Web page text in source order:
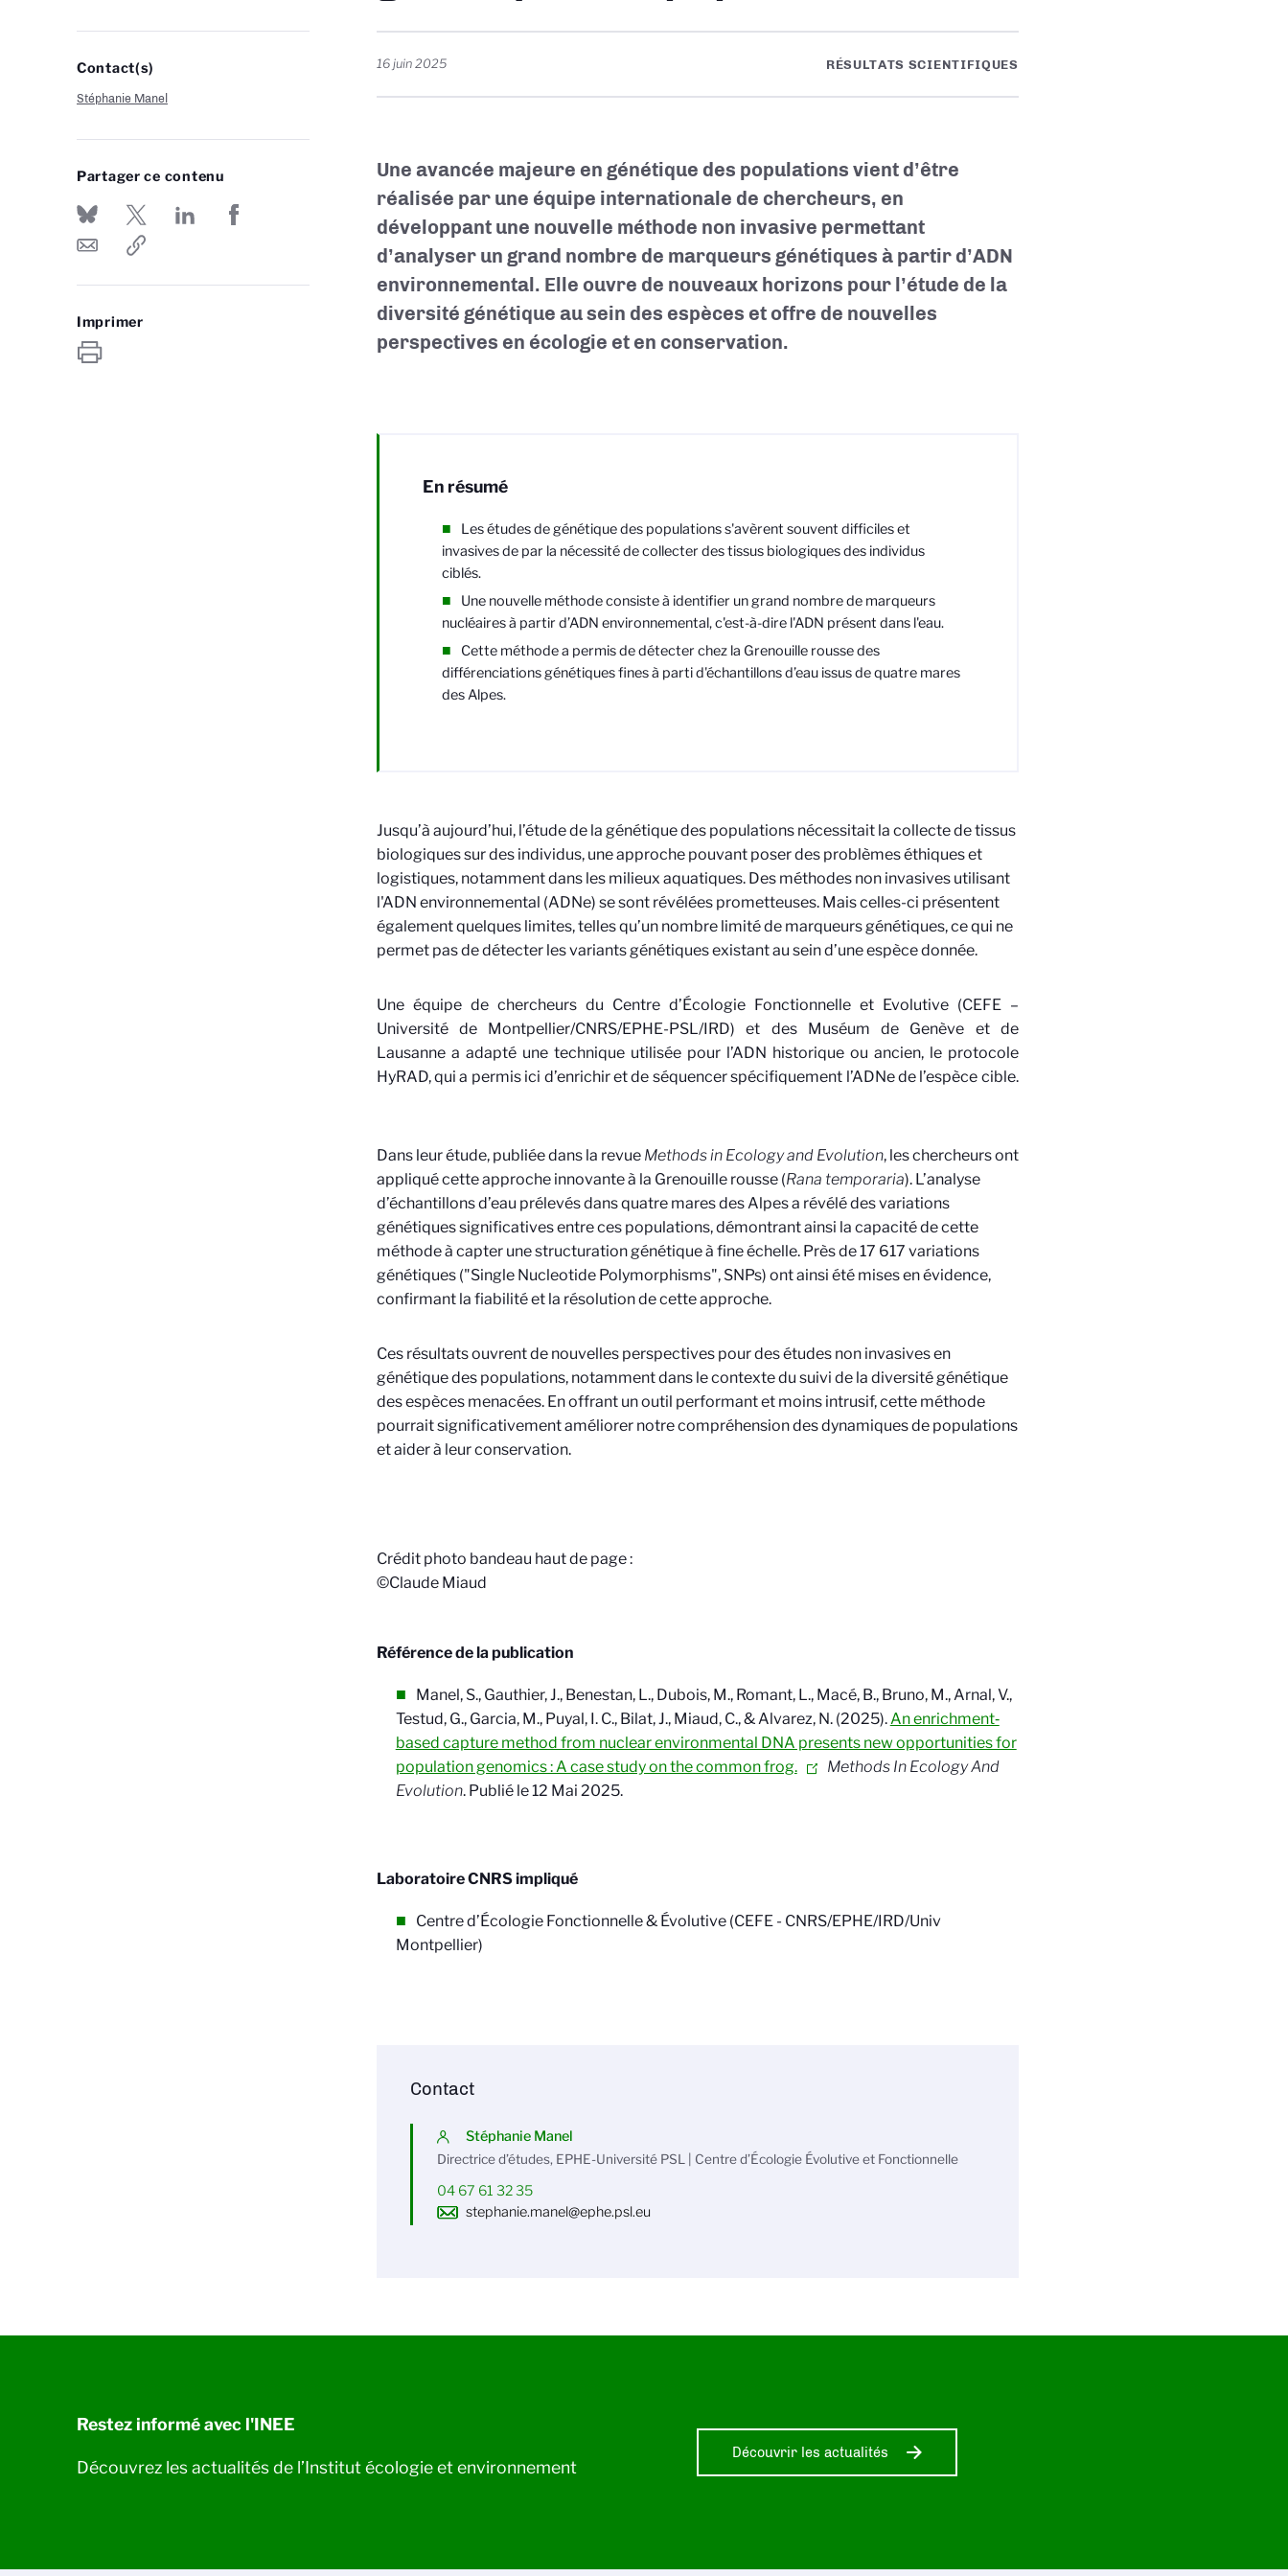
Contact(s)
Stéphanie Manel
Partager ce contenu
Imprimer
16 juin 2025 RÉSULTATS SCIENTIFIQUES
Une avancée majeure en génétique des populations vient d’être
réalisée par une équipe internationale de chercheurs, en
développant une nouvelle méthode non invasive permettant
d’analyser un grand nombre de marqueurs génétiques à partir d’ADN
environnemental. Elle ouvre de nouveaux horizons pour l’étude de la
diversité génétique au sein des espèces et offre de nouvelles
perspectives en écologie et en conservation.
En résumé
Les études de génétique des populations s'avèrent souvent difficiles et
invasives de par la nécessité de collecter des tissus biologiques des individus
ciblés.
Une nouvelle méthode consiste à identifier un grand nombre de marqueurs
nucléaires à partir d’ADN environnemental, c'est-à-dire l'ADN présent dans l'eau.
Cette méthode a permis de détecter chez la Grenouille rousse des
différenciations génétiques fines à parti d'échantillons d’eau issus de quatre mares
des Alpes.
Jusqu’à aujourd’hui, l’étude de la génétique des populations nécessitait la collecte de tissus
biologiques sur des individus, une approche pouvant poser des problèmes éthiques et
logistiques, notamment dans les milieux aquatiques. Des méthodes non invasives utilisant
l'ADN environnemental (ADNe) se sont révélées prometteuses. Mais celles-ci présentent
également quelques limites, telles qu’un nombre limité de marqueurs génétiques, ce qui ne
permet pas de détecter les variants génétiques existant au sein d’une espèce donnée.
Une équipe de chercheurs du Centre d’Écologie Fonctionnelle et Evolutive (CEFE –
Université de Montpellier/CNRS/EPHE-PSL/IRD) et des Muséum de Genève et de
Lausanne a adapté une technique utilisée pour l’ADN historique ou ancien, le protocole
HyRAD, qui a permis ici d’enrichir et de séquencer spécifiquement l’ADNe de l’espèce cible.
Dans leur étude, publiée dans la revue Methods in Ecology and Evolution, les chercheurs ont
appliqué cette approche innovante à la Grenouille rousse (Rana temporaria). L’analyse
d’échantillons d’eau prélevés dans quatre mares des Alpes a révélé des variations
génétiques significatives entre ces populations, démontrant ainsi la capacité de cette
méthode à capter une structuration génétique à fine échelle. Près de 17 617 variations
génétiques ("Single Nucleotide Polymorphisms", SNPs) ont ainsi été mises en évidence,
confirmant la fiabilité et la résolution de cette approche.
Ces résultats ouvrent de nouvelles perspectives pour des études non invasives en
génétique des populations, notamment dans le contexte du suivi de la diversité génétique
des espèces menacées. En offrant un outil performant et moins intrusif, cette méthode
pourrait significativement améliorer notre compréhension des dynamiques de populations
et aider à leur conservation.
Crédit photo bandeau haut de page :
©Claude Miaud
Référence de la publication
Manel, S., Gauthier, J., Benestan, L., Dubois, M., Romant, L., Macé, B., Bruno, M., Arnal, V.,
Testud, G., Garcia, M., Puyal, I. C., Bilat, J., Miaud, C., & Alvarez, N. (2025).An enrichment‐
based capture method from nuclear environmental DNA presents new opportunities for
population genomics : A case study on the common frog.
Methods In Ecology And
Evolution. Publié le 12 Mai 2025.
Laboratoire CNRS impliqué
Centre d’Écologie Fonctionnelle & Évolutive (CEFE - CNRS/EPHE/IRD/Univ
Montpellier)
Contact
Stéphanie Manel
Directrice d’études, EPHE-Université PSL | Centre d’Écologie Évolutive et Fonctionnelle
04 67 61 32 35
stephanie.manel@ephe.psl.eu
Restez informé avec l'INEE
Découvrez les actualités de l’Institut écologie et environnement
Découvrir les actualités